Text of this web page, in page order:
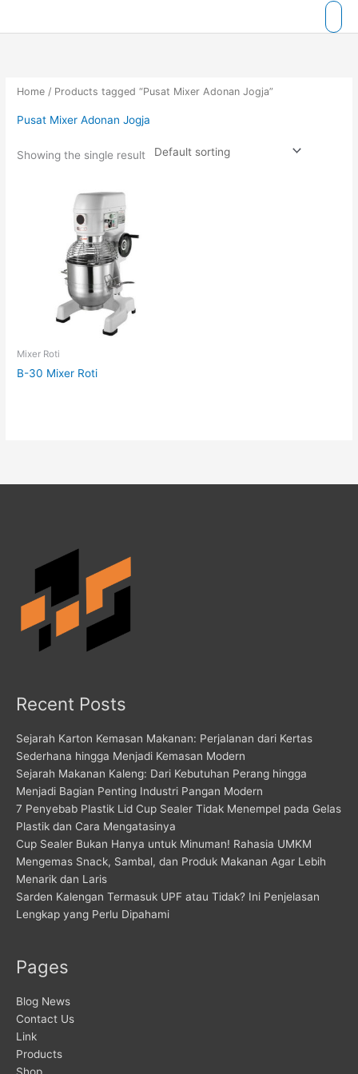
Home / Products tagged “Pusat Mixer Adonan Jogja”
Pusat Mixer Adonan Jogja
Showing the single result
Mixer Roti
B-30 Mixer Roti
Recent Posts
Sejarah Karton Kemasan Makanan: Perjalanan dari Kertas
Sederhana hingga Menjadi Kemasan Modern
Sejarah Makanan Kaleng: Dari Kebutuhan Perang hingga
Menjadi Bagian Penting Industri Pangan Modern
7 Penyebab Plastik Lid Cup Sealer Tidak Menempel pada Gelas
Plastik dan Cara Mengatasinya
Cup Sealer Bukan Hanya untuk Minuman! Rahasia UMKM
Mengemas Snack, Sambal, dan Produk Makanan Agar Lebih
Menarik dan Laris
Sarden Kalengan Termasuk UPF atau Tidak? Ini Penjelasan
Lengkap yang Perlu Dipahami
Pages
Blog News
Contact Us
Link
Products
Shop